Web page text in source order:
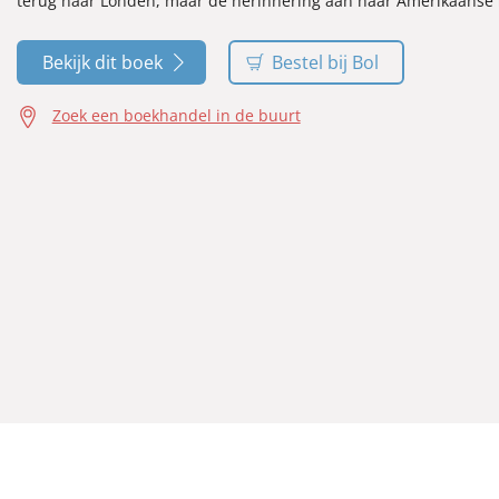
Bekijk dit boek Bestel bij Bol
Zoek een boekhandel in de buurt